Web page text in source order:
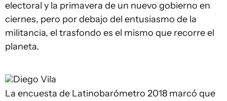
electoral y la primavera de un nuevo gobierno en
ciernes, pero por debajo del entusiasmo de la
militancia, el trasfondo es el mismo que recorre el
planeta.
Diego Vila
La encuesta de Latinobarómetro 2018 marcó que